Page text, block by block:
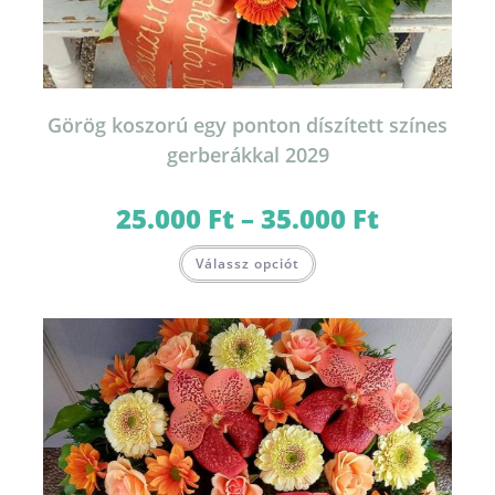
Görög koszorú egy ponton díszített színes
gerberákkal 2029
25.000 Ft–35.000 Ft25.000 Ft
Válassz opciót a
van.
A
változatok
a
termékoldalon
választhatók
ki